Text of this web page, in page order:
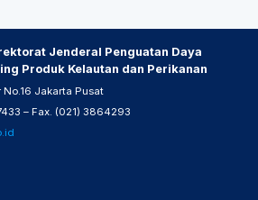
Jenderal Penguatan Daya
Produk Kelautan dan Perikanan
Jakarta Pusat
– Fax. (021) 3864293